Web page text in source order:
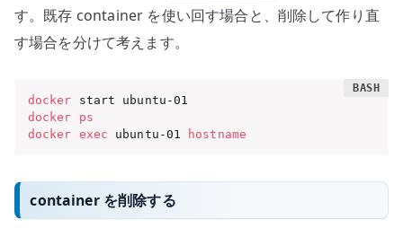
す。既存 container を使い回す場合と、削除して作り直
す場合を分けて考えます。
docker
docker
ps
docker exec ubuntu-01 hostname
container を削除する